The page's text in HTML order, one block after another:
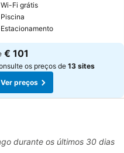
Wi-Fi grátis
Piscina
Estacionamento
€ 101
os preços de 13 sites
Ver preços
durante os últimos 30 dias